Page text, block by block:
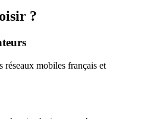
?
réseaux mobiles français et